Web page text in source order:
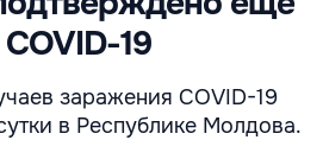
19
заражения COVID-19
в Республике Молдова.